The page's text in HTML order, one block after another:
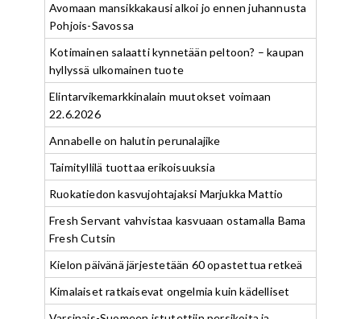
Avomaan mansikkakausi alkoi jo ennen juhannusta
Pohjois-Savossa
Kotimainen salaatti kynnetään peltoon? – kaupan
hyllyssä ulkomainen tuote
Elintarvikemarkkinalain muutokset voimaan
22.6.2026
Annabelle on halutin perunalajike
Taimityllilä tuottaa erikoisuuksia
Ruokatiedon kasvujohtajaksi Marjukka Mattio
Fresh Servant vahvistaa kasvuaan ostamalla Bama
Fresh Cutsin
Kielon päivänä järjestetään 60 opastettua retkeä
Kimalaiset ratkaisevat ongelmia kuin kädelliset